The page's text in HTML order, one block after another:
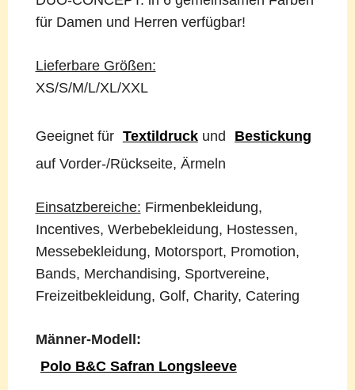
für Damen und Herren verfügbar!
Lieferbare Größen:
XS/S/M/L/XL/XXL
Geeignet für Textildruckund
Bestickung
auf Vorder-/Rückseite, Ärmeln
Einsatzbereiche: Firmenbekleidung,
Incentives, Werbebekleidung, Hostessen,
Messebekleidung, Motorsport, Promotion,
Bands, Merchandising, Sportvereine,
Freizeitbekleidung, Golf, Charity, Catering
Männer-Modell:
Polo B&C Safran Longsleeve